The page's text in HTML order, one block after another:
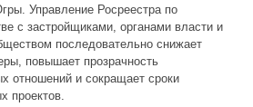
Управление Росреестра по
с застройщиками, органами власти и
последовательно снижает
повышает прозрачность
отношений и сокращает сроки
проектов.